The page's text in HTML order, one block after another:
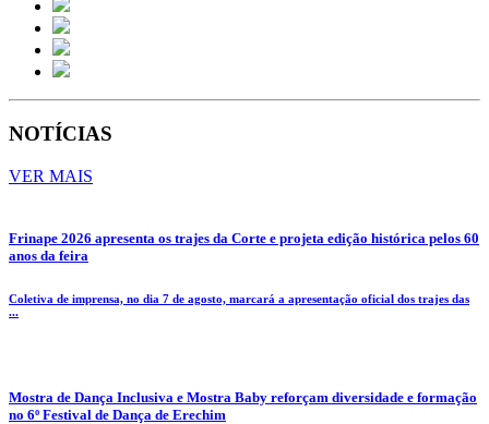
NOTÍCIAS
VER MAIS
Frinape 2026 apresenta os trajes da Corte e projeta edição histórica pelos 60
anos da feira
Coletiva de imprensa, no dia 7 de agosto, marcará a apresentação oficial dos trajes das
...
Mostra de Dança Inclusiva e Mostra Baby reforçam diversidade e formação
no 6º Festival de Dança de Erechim